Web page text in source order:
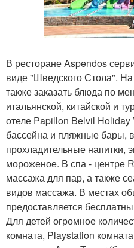
В ресторане Aspendos
виде "Шведского Стола".
также заказать блюда по
итальянской, китайской и
отеле Papillon Belvil
бассейна и пляжные бары,
прохладительные напитки,
мороженое. В спа - центре
массажа для пар, а также
видов массажа. В местах
предоставляется
Для детей огромное
комната, Playstation